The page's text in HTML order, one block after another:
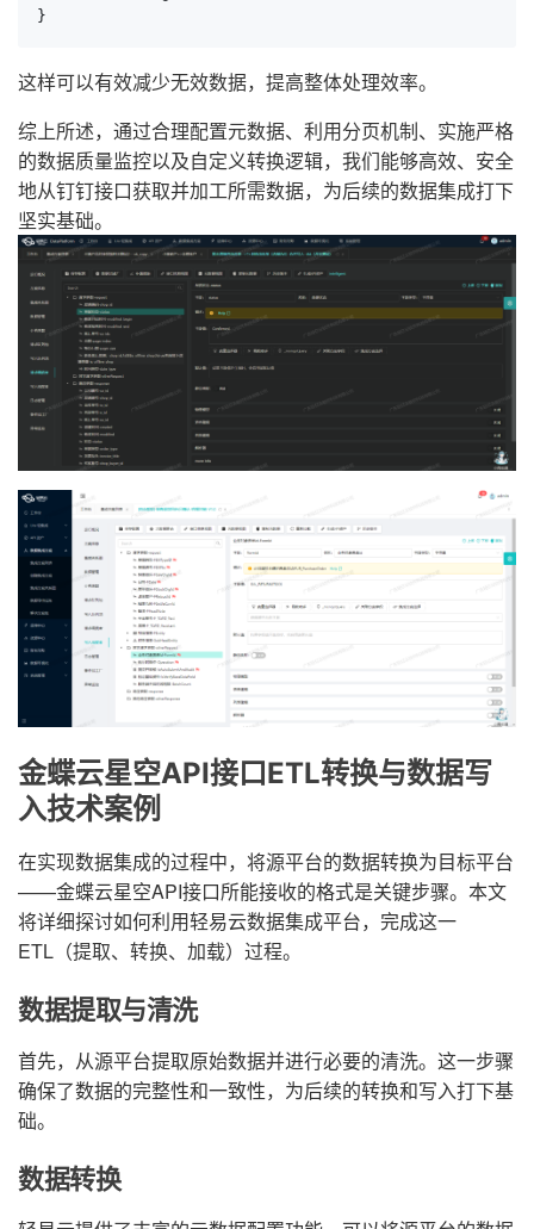
}
这样可以有效减少无效数据，提高整体处理效率。
综上所述，通过合理配置元数据、利用分页机制、实施严格
的数据质量监控以及自定义转换逻辑，我们能够高效、安全
地从钉钉接口获取并加工所需数据，为后续的数据集成打下
坚实基础。
金蝶云星空API接口ETL转换与数据写
入技术案例
在实现数据集成的过程中，将源平台的数据转换为目标平台
——金蝶云星空API接口所能接收的格式是关键步骤。本文
将详细探讨如何利用轻易云数据集成平台，完成这一
ETL（提取、转换、加载）过程。
数据提取与清洗
首先，从源平台提取原始数据并进行必要的清洗。这一步骤
确保了数据的完整性和一致性，为后续的转换和写入打下基
础。
数据转换